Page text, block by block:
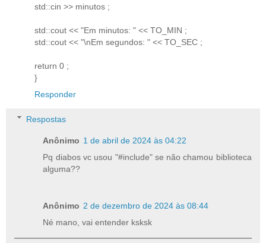
std::cin >> minutos ;
std::cout << "Em minutos: " << TO_MIN ;
std::cout << "\nEm segundos: " << TO_SEC ;
return 0 ;
}
Responder
Respostas
Anônimo 1 de abril de 2024 às 04:22
Pq diabos vc usou "#include" se não chamou biblioteca
alguma??
Anônimo 2 de dezembro de 2024 às 08:44
Né mano, vai entender ksksk